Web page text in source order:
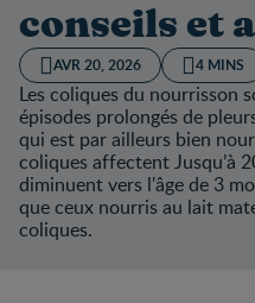
conseils et
AVR 20, 2026 4 MINS
Les coliques du nourrisson
épisodes prolongés de
qui est par ailleurs bien
coliques affectent Jusqu’à
diminuent vers l'âge de 3
que ceux nourris au lait
coliques.